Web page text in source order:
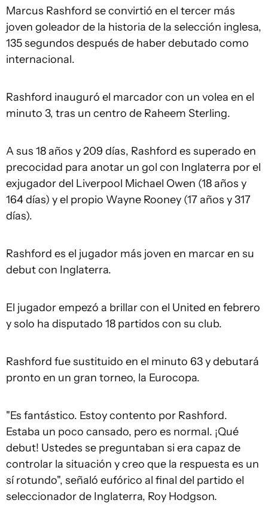
Marcus Rashford se convirtió en el tercer más
joven goleador de la historia de la selección inglesa,
135 segundos después de haber debutado como
internacional.
Rashford inauguró el marcador con un volea en el
minuto 3, tras un centro de Raheem Sterling.
A sus 18 años y 209 días, Rashford es superado en
precocidad para anotar un gol con Inglaterra por el
exjugador del Liverpool Michael Owen (18 años y
164 días) y el propio Wayne Rooney (17 años y 317
días).
Rashford es el jugador más joven en marcar en su
debut con Inglaterra.
El jugador empezó a brillar con el United en febrero
y solo ha disputado 18 partidos con su club.
Rashford fue sustituido en el minuto 63 y debutará
pronto en un gran torneo, la Eurocopa.
"Es fantástico. Estoy contento por Rashford.
Estaba un poco cansado, pero es normal. ¡Qué
debut! Ustedes se preguntaban si era capaz de
controlar la situación y creo que la respuesta es un
sí rotundo", señaló eufórico al final del partido el
seleccionador de Inglaterra, Roy Hodgson.